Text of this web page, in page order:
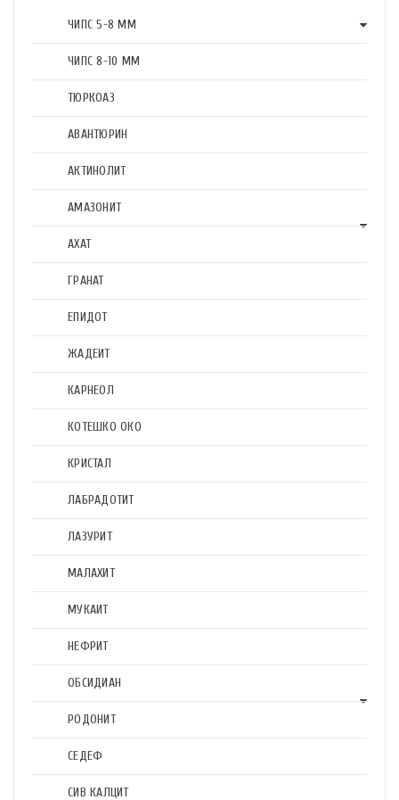
ЧИПС 5-8 ММ
ЧИПС 8-10 ММ
ТЮРКОАЗ
АВАНТЮРИН
АКТИНОЛИТ
АМАЗОНИТ
АХАТ
ГРАНАТ
ЕПИДОТ
ЖАДЕИТ
КАРНЕОЛ
КОТЕШКО ОКО
КРИСТАЛ
ЛАБРАДОТИТ
ЛАЗУРИТ
МАЛАХИТ
МУКАИТ
НЕФРИТ
ОБСИДИАН
РОДОНИТ
СЕДЕФ
СИВ КАЛЦИТ